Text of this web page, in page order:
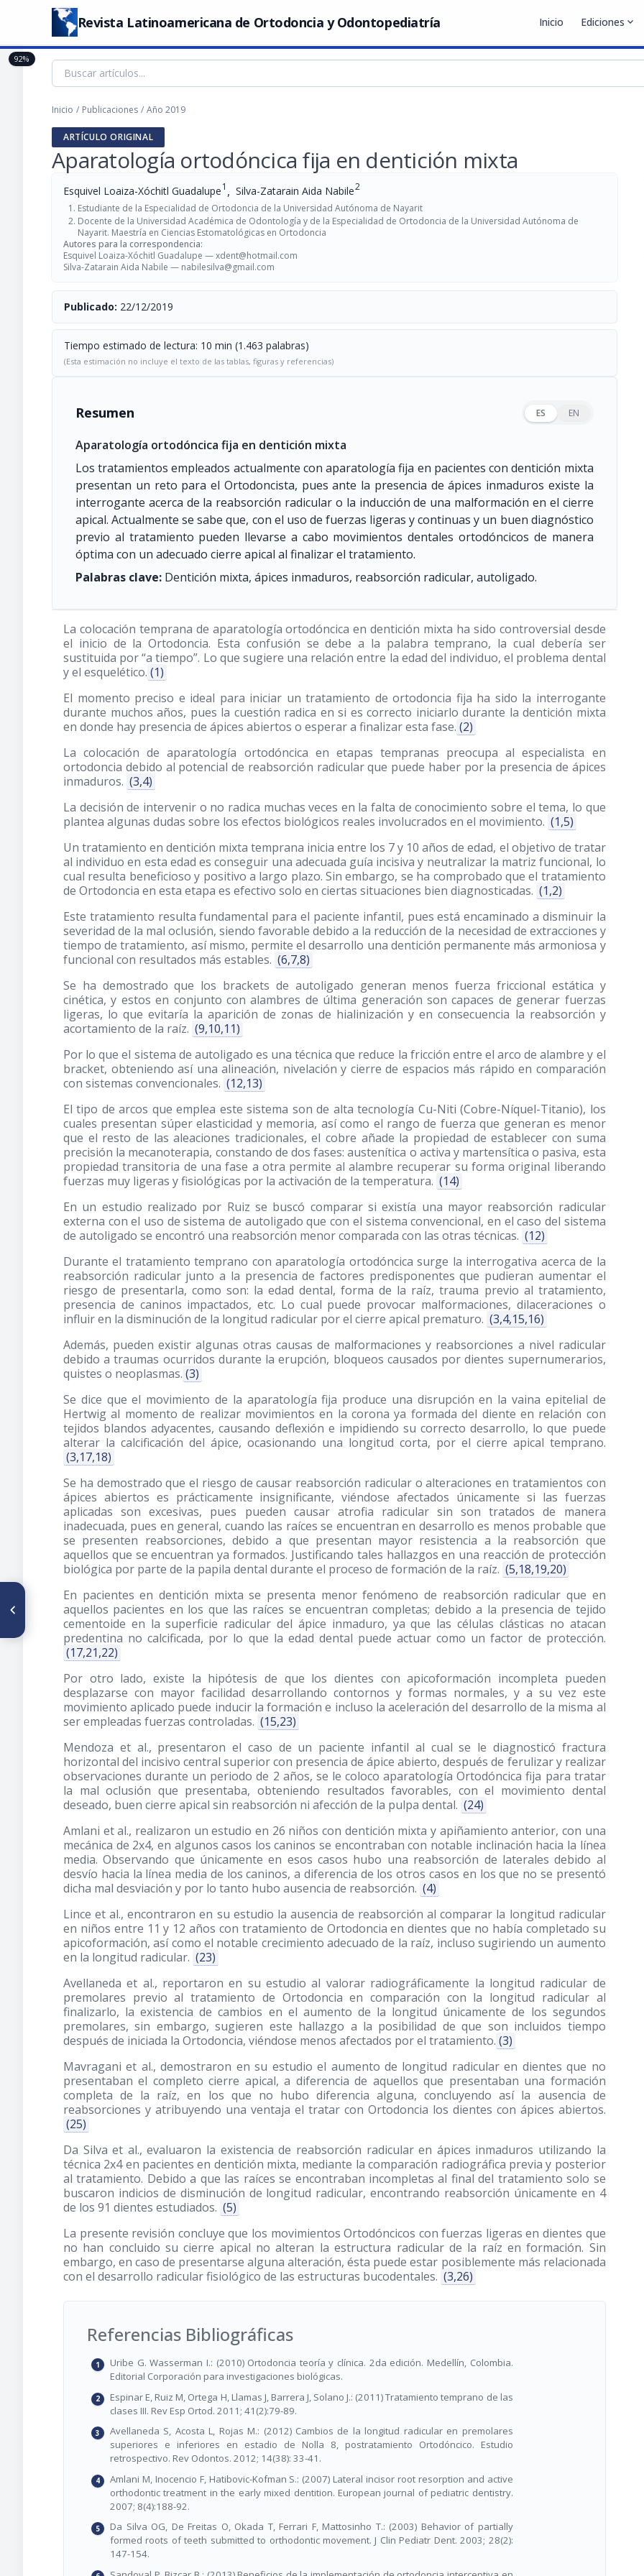
Revista Latinoamericana de Ortodoncia y Odontopediatría Inicio Ediciones expand_more
Inicio / Publicaciones / Año 2019
ARTÍCULO ORIGINAL
Aparatología ortodóncica fija en dentición mixta
Esquivel Loaiza-Xóchitl Guadalupe1 , Silva-Zatarain Aida Nabile2
Estudiante de la Especialidad de Ortodoncia de la Universidad Autónoma de Nayarit
Docente de la Universidad Académica de Odontología y de la Especialidad de Ortodoncia de la Universidad Autónoma de
Nayarit. Maestría en Ciencias Estomatológicas en Ortodoncia
Autores para la correspondencia:
Esquivel Loaiza-Xóchitl Guadalupe —xdent@hotmail.com
Silva-Zatarain Aida Nabile — nabilesilva@gmail.com
Publicado: 22/12/2019
Tiempo estimado de lectura: 10 min (1.463 palabras)
(Esta estimación no incluye el texto de las tablas, figuras y referencias)
Resumen ES EN
Aparatología ortodóncica fija en dentición mixta
Los tratamientos empleados actualmente con aparatología fija en pacientes con dentición mixta
presentan un reto para el Ortodoncista, pues ante la presencia de ápices inmaduros existe la
interrogante acerca de la reabsorción radicular o la inducción de una malformación en el cierre
apical. Actualmente se sabe que, con el uso de fuerzas ligeras y continuas y un buen diagnóstico
previo al tratamiento pueden llevarse a cabo movimientos dentales ortodóncicos de manera
óptima con un adecuado cierre apical al finalizar el tratamiento.
Palabras clave: Dentición mixta, ápices inmaduros, reabsorción radicular, autoligado.
La colocación temprana de aparatología ortodóncica en dentición mixta ha sido controversial desde
el inicio de la Ortodoncia. Esta confusión se debe a la palabra temprano, la cual debería ser
sustituida por “a tiempo”. Lo que sugiere una relación entre la edad del individuo, el problema dental
y el esquelético. (1)
El momento preciso e ideal para iniciar un tratamiento de ortodoncia fija ha sido la interrogante
durante muchos años, pues la cuestión radica en si es correcto iniciarlo durante la dentición mixta
en donde hay presencia de ápices abiertos o esperar a finalizar esta fase. (2)
La colocación de aparatología ortodóncica en etapas tempranas preocupa al especialista en
ortodoncia debido al potencial de reabsorción radicular que puede haber por la presencia de ápices
inmaduros. (3,4)
La decisión de intervenir o no radica muchas veces en la falta de conocimiento sobre el tema, lo que
plantea algunas dudas sobre los efectos biológicos reales involucrados en el movimiento. (1,5)
Un tratamiento en dentición mixta temprana inicia entre los 7 y 10 años de edad, el objetivo de tratar
al individuo en esta edad es conseguir una adecuada guía incisiva y neutralizar la matriz funcional, lo
cual resulta beneficioso y positivo a largo plazo. Sin embargo, se ha comprobado que el tratamiento
de Ortodoncia en esta etapa es efectivo solo en ciertas situaciones bien diagnosticadas. (1,2)
Este tratamiento resulta fundamental para el paciente infantil, pues está encaminado a disminuir la
severidad de la mal oclusión, siendo favorable debido a la reducción de la necesidad de extracciones y
tiempo de tratamiento, así mismo, permite el desarrollo una dentición permanente más armoniosa y
funcional con resultados más estables. (6,7,8)
Se ha demostrado que los brackets de autoligado generan menos fuerza friccional estática y
cinética, y estos en conjunto con alambres de última generación son capaces de generar fuerzas
ligeras, lo que evitaría la aparición de zonas de hialinización y en consecuencia la reabsorción y
acortamiento de la raíz. (9,10,11)
Por lo que el sistema de autoligado es una técnica que reduce la fricción entre el arco de alambre y el
bracket, obteniendo así una alineación, nivelación y cierre de espacios más rápido en comparación
con sistemas convencionales. (12,13)
El tipo de arcos que emplea este sistema son de alta tecnología Cu-Niti (Cobre-Níquel-Titanio), los
cuales presentan súper elasticidad y memoria, así como el rango de fuerza que generan es menor
que el resto de las aleaciones tradicionales, el cobre añade la propiedad de establecer con suma
precisión la mecanoterapia, constando de dos fases: austenítica o activa y martensítica o pasiva, esta
propiedad transitoria de una fase a otra permite al alambre recuperar su forma original liberando
fuerzas muy ligeras y fisiológicas por la activación de la temperatura. (14)
En un estudio realizado por Ruiz se buscó comparar si existía una mayor reabsorción radicular
externa con el uso de sistema de autoligado que con el sistema convencional, en el caso del sistema
de autoligado se encontró una reabsorción menor comparada con las otras técnicas. (12)
Durante el tratamiento temprano con aparatología ortodóncica surge la interrogativa acerca de la
reabsorción radicular junto a la presencia de factores predisponentes que pudieran aumentar el
riesgo de presentarla, como son: la edad dental, forma de la raíz, trauma previo al tratamiento,
presencia de caninos impactados, etc. Lo cual puede provocar malformaciones, dilaceraciones o
influir en la disminución de la longitud radicular por el cierre apical prematuro. (3,4,15,16)
Además, pueden existir algunas otras causas de malformaciones y reabsorciones a nivel radicular
debido a traumas ocurridos durante la erupción, bloqueos causados por dientes supernumerarios,
quistes o neoplasmas. (3)
Se dice que el movimiento de la aparatología fija produce una disrupción en la vaina epitelial de
Hertwig al momento de realizar movimientos en la corona ya formada del diente en relación con
tejidos blandos adyacentes, causando deflexión e impidiendo su correcto desarrollo, lo que puede
alterar la calcificación del ápice, ocasionando una longitud corta, por el cierre apical temprano.
(3,17,18)
Se ha demostrado que el riesgo de causar reabsorción radicular o alteraciones en tratamientos con
ápices abiertos es prácticamente insignificante, viéndose afectados únicamente si las fuerzas
aplicadas son excesivas, pues pueden causar atrofia radicular sin son tratados de manera
inadecuada, pues en general, cuando las raíces se encuentran en desarrollo es menos probable que
se presenten reabsorciones, debido a que presentan mayor resistencia a la reabsorción que
aquellos que se encuentran ya formados. Justificando tales hallazgos en una reacción de protección
biológica por parte de la papila dental durante el proceso de formación de la raíz. (5,18,19,20)
En pacientes en dentición mixta se presenta menor fenómeno de reabsorción radicular que en
aquellos pacientes en los que las raíces se encuentran completas; debido a la presencia de tejido
cementoide en la superficie radicular del ápice inmaduro, ya que las células clásticas no atacan
predentina no calcificada, por lo que la edad dental puede actuar como un factor de protección.
(17,21,22)
Por otro lado, existe la hipótesis de que los dientes con apicoformación incompleta pueden
desplazarse con mayor facilidad desarrollando contornos y formas normales, y a su vez este
movimiento aplicado puede inducir la formación e incluso la aceleración del desarrollo de la misma al
ser empleadas fuerzas controladas. (15,23)
Mendoza et al., presentaron el caso de un paciente infantil al cual se le diagnosticó fractura
horizontal del incisivo central superior con presencia de ápice abierto, después de ferulizar y realizar
observaciones durante un periodo de 2 años, se le coloco aparatología Ortodóncica fija para tratar
la mal oclusión que presentaba, obteniendo resultados favorables, con el movimiento dental
deseado, buen cierre apical sin reabsorción ni afección de la pulpa dental. (24)
Amlani et al., realizaron un estudio en 26 niños con dentición mixta y apiñamiento anterior, con una
mecánica de 2x4, en algunos casos los caninos se encontraban con notable inclinación hacia la línea
media. Observando que únicamente en esos casos hubo una reabsorción de laterales debido al
desvío hacia la línea media de los caninos, a diferencia de los otros casos en los que no se presentó
dicha mal desviación y por lo tanto hubo ausencia de reabsorción. (4)
Lince et al., encontraron en su estudio la ausencia de reabsorción al comparar la longitud radicular
en niños entre 11 y 12 años con tratamiento de Ortodoncia en dientes que no había completado su
apicoformación, así como el notable crecimiento adecuado de la raíz, incluso sugiriendo un aumento
en la longitud radicular. (23)
Avellaneda et al., reportaron en su estudio al valorar radiográficamente la longitud radicular de
premolares previo al tratamiento de Ortodoncia en comparación con la longitud radicular al
finalizarlo, la existencia de cambios en el aumento de la longitud únicamente de los segundos
premolares, sin embargo, sugieren este hallazgo a la posibilidad de que son incluidos tiempo
después de iniciada la Ortodoncia, viéndose menos afectados por el tratamiento. (3)
Mavragani et al., demostraron en su estudio el aumento de longitud radicular en dientes que no
presentaban el completo cierre apical, a diferencia de aquellos que presentaban una formación
completa de la raíz, en los que no hubo diferencia alguna, concluyendo así la ausencia de
reabsorciones y atribuyendo una ventaja el tratar con Ortodoncia los dientes con ápices abiertos.
(25)
Da Silva et al., evaluaron la existencia de reabsorción radicular en ápices inmaduros utilizando la
técnica 2x4 en pacientes en dentición mixta, mediante la comparación radiográfica previa y posterior
al tratamiento. Debido a que las raíces se encontraban incompletas al final del tratamiento solo se
buscaron indicios de disminución de longitud radicular, encontrando reabsorción únicamente en 4
de los 91 dientes estudiados. (5)
La presente revisión concluye que los movimientos Ortodóncicos con fuerzas ligeras en dientes que
no han concluido su cierre apical no alteran la estructura radicular de la raíz en formación. Sin
embargo, en caso de presentarse alguna alteración, ésta puede estar posiblemente más relacionada
con el desarrollo radicular fisiológico de las estructuras bucodentales. (3,26)
Referencias Bibliográficas
Uribe G. Wasserman I.: (2010) Ortodoncia teoría y clínica. 2da edición. Medellín, Colombia.
Editorial Corporación para investigaciones biológicas.
Espinar E, Ruiz M, Ortega H, Llamas J, Barrera J, Solano J.: (2011) Tratamiento temprano de las
clases III. Rev Esp Ortod. 2011; 41(2):79-89.
Avellaneda S, Acosta L, Rojas M.: (2012) Cambios de la longitud radicular en premolares
superiores e inferiores en estadio de Nolla 8, postratamiento Ortodóncico. Estudio
retrospectivo. Rev Odontos. 2012; 14(38): 33-41.
Amlani M, Inocencio F, Hatibovic-Kofman S.: (2007) Lateral incisor root resorption and active
orthodontic treatment in the early mixed dentition. European journal of pediatric dentistry.
2007; 8(4):188-92.
Da Silva OG, De Freitas O, Okada T, Ferrari F, Mattosinho T.: (2003) Behavior of partially
formed roots of teeth submitted to orthodontic movement. J Clin Pediatr Dent. 2003; 28(2):
147-154.
92%
ARTÍCULO ANTERIOR
Posición de la mandíbula en
adultos con cervicalgia: un
enfoque cefalométrico